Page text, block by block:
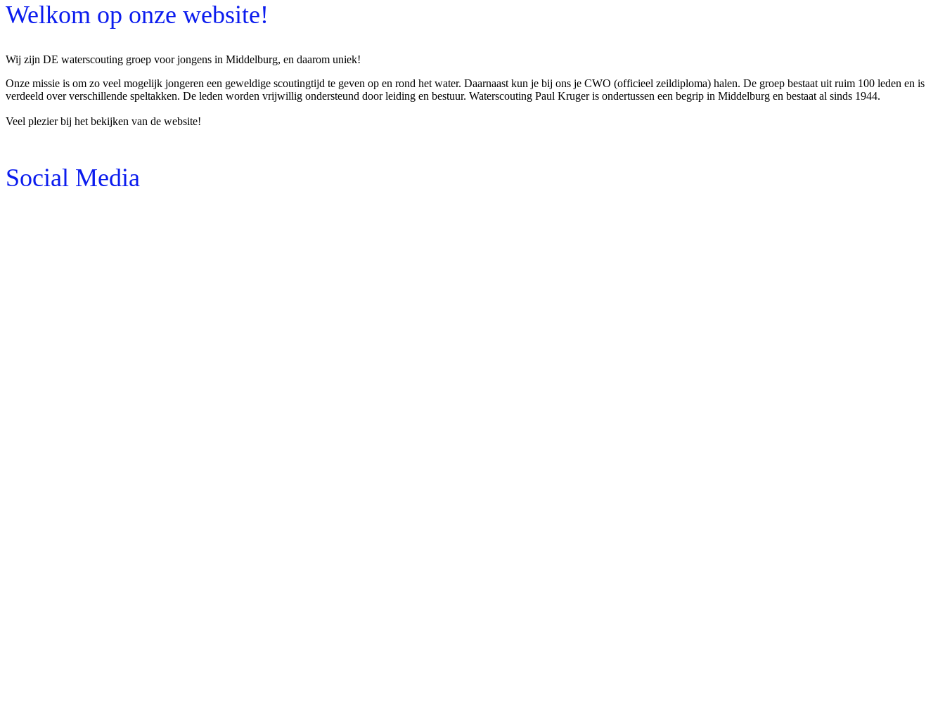
Welkom op onze website!
Wij zijn DE waterscouting groep voor jongens in Middelburg, en daarom uniek!
Onze missie is om zo veel mogelijk jongeren een geweldige scoutingtijd te geven op en rond het water. Daarnaast kun je bij ons je CWO (officieel zeildiploma) halen. De groep bestaat uit ruim 100 leden en is
verdeeld over verschillende speltakken. De leden worden vrijwillig ondersteund door leiding en bestuur. Waterscouting Paul Kruger is ondertussen een begrip in Middelburg en bestaat al sinds 1944.
Veel plezier bij het bekijken van de website!
Social Media